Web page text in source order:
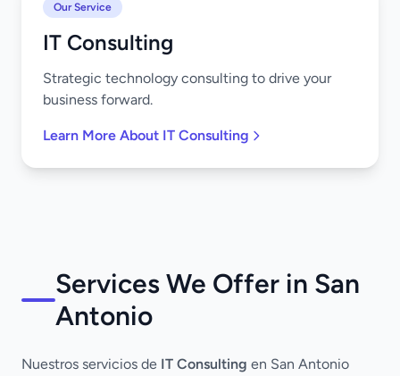
Our Service
IT Consulting
Strategic technology consulting to drive your
business forward.
Learn More About IT Consulting
Services We Offer in San
Antonio
Nuestros servicios de IT Consulting en San Antonio